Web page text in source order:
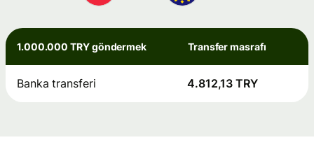
1.000.000 TRY göndermek Transfer masrafı
Banka transferi 4.812,13 TRY